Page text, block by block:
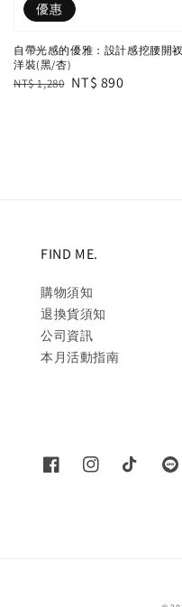
優惠
自帶光感的優雅：設計感挖腰開衩
洋裝(黑/杏)
Regular
NT$ 1,280 Sale
NT$ 890
FIND ME.
購物須知
退換貨須知
公司資訊
本月活動指南